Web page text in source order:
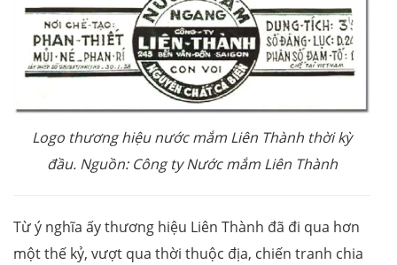
Logo thương hiệu nước mắm Liên Thành thời kỳ
đầu. Nguồn: Công ty Nước mắm Liên Thành
Từ ý nghĩa ấy thương hiệu Liên Thành đã đi qua hơn
một thế kỷ, vượt qua thời thuộc địa, chiến tranh chia